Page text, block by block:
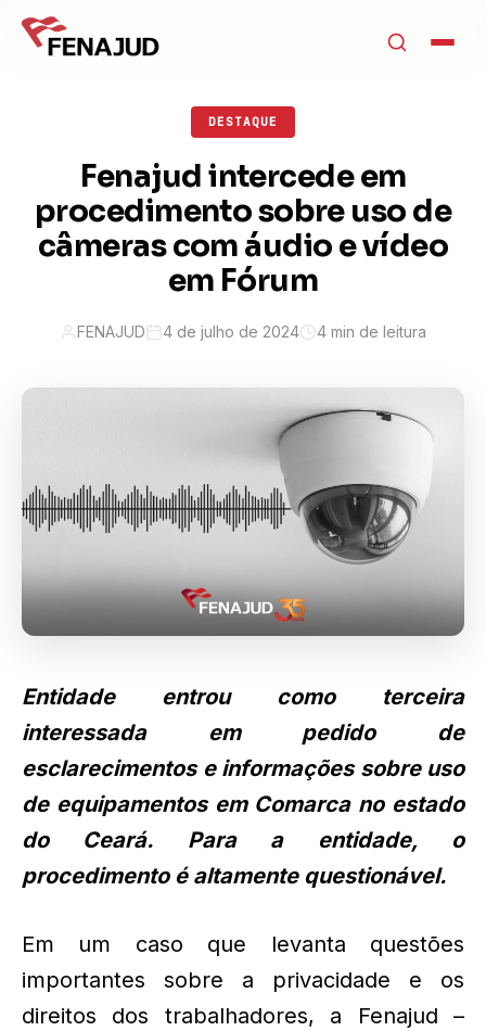
DESTAQUE
Fenajud intercede em
procedimento sobre uso de
câmeras com áudio e vídeo
em Fórum
FENAJUD 4 de julho de 2024 4 min de leitura
Entidade entrou como terceira
interessada em pedido de
esclarecimentos e informações sobre uso
de equipamentos em Comarca no estado
do Ceará. Para a entidade, o
procedimento é altamente questionável.
Em um caso que levanta questões
importantes sobre a privacidade e os
direitos dos trabalhadores, a Fenajud –